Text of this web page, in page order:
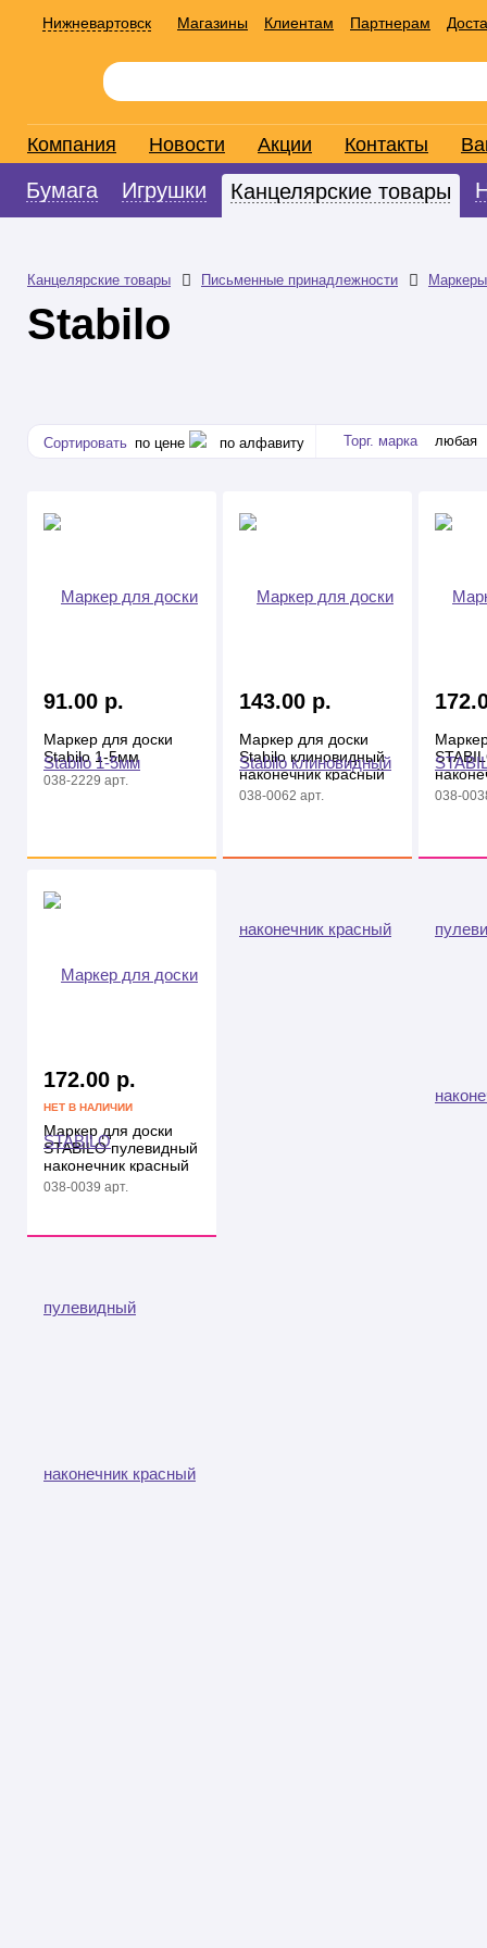
Нижневартовск Магазины Клиентам Партнерам
Компания Новости Акции Контакты
Бумага Игрушки Канцелярские товары
Канцелярские товары Письменные принадлежности Маркеры
Stabilo
Сортировать по цене по алфавиту Торг. марка любая
91.00 р.
Маркер для доски
Stabilo 1-5мм
038-2229 арт.
143.00 р.
Маркер для доски
Stabilo клиновидный
наконечник красный
038-0062 арт. 038-
172.00 р.
НЕТ В НАЛИЧИИ
Маркер для доски
STABILO пулевидный
наконечник красный
038-0039 арт.